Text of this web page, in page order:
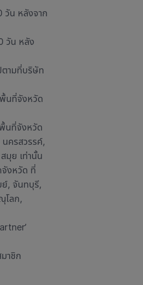
วัน หลังจาก
วัน หลัง
ตามที่บริษัท
นที่จังหวัด
นที่จังหวัด
ครสวรรค์,
มุย เท่านั้น
จังหวัด ที่
ย์, จันทบุรี,
โลก,
าชิก